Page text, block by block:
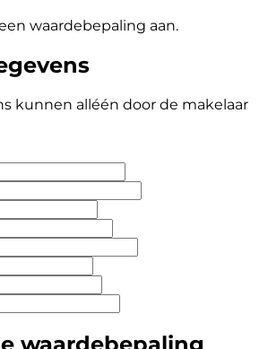
waardebepaling aan.
kunnen alléén door de makelaar
waardebepaling